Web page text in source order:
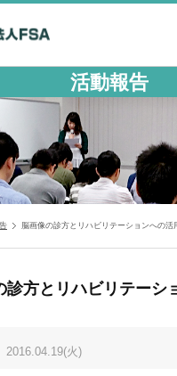
活動報告
脳画像の診方とリハビリテーションへの活
診方とリハビリテーシ
2016.04.19(火)